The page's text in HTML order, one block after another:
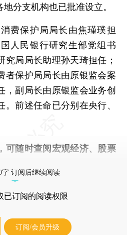
分支机构也已批准设立。
保护局局长由焦瑾璞担
人民银行研究生部党组书
究局局长助理孙天琦担任；
者保护局局长由原银监会案
，副局长由原银监会业务创
前述任命已分别在央行、
，可随时查阅宏观经济、股票
字 订阅后继续阅读
已订阅的阅读权限
订阅/会员升级